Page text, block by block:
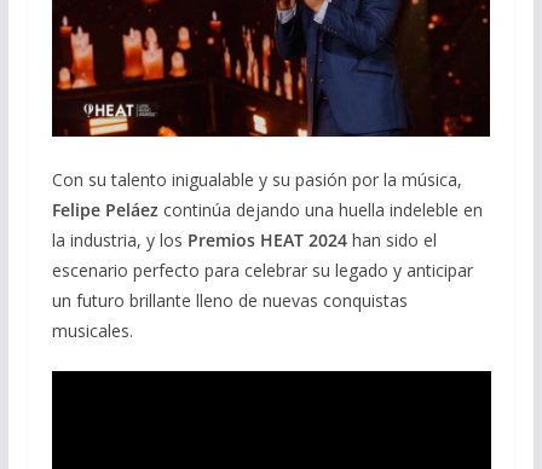
Con su talento inigualable y su pasión por la música,
Felipe Peláez continúa dejando una huella indeleble en
la industria, y los Premios HEAT 2024han sido el
escenario perfecto para celebrar su legado y anticipar
un futuro brillante lleno de nuevas conquistas
musicales.